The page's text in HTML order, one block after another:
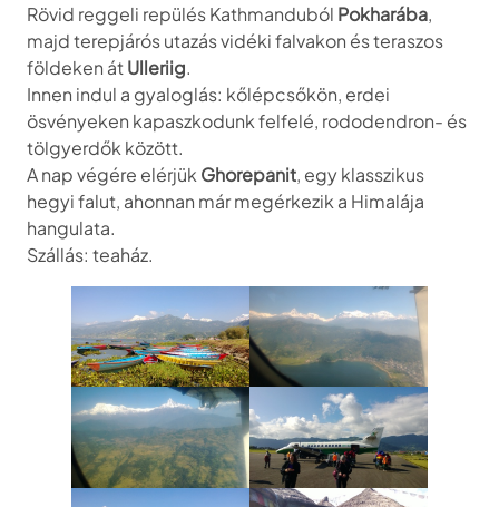
Rövid reggeli repülés Kathmanduból Pokharába,
majd terepjárós utazás vidéki falvakon és teraszos
földeken átUlleriig.
Innen indul a gyaloglás: kőlépcsőkön, erdei
ösvényeken kapaszkodunk felfelé, rododendron- és
tölgyerdők között.
A nap végére elérjükGhorepanit, egy klasszikus
hegyi falut, ahonnan már megérkezik a Himalája
hangulata.
Szállás: teaház.